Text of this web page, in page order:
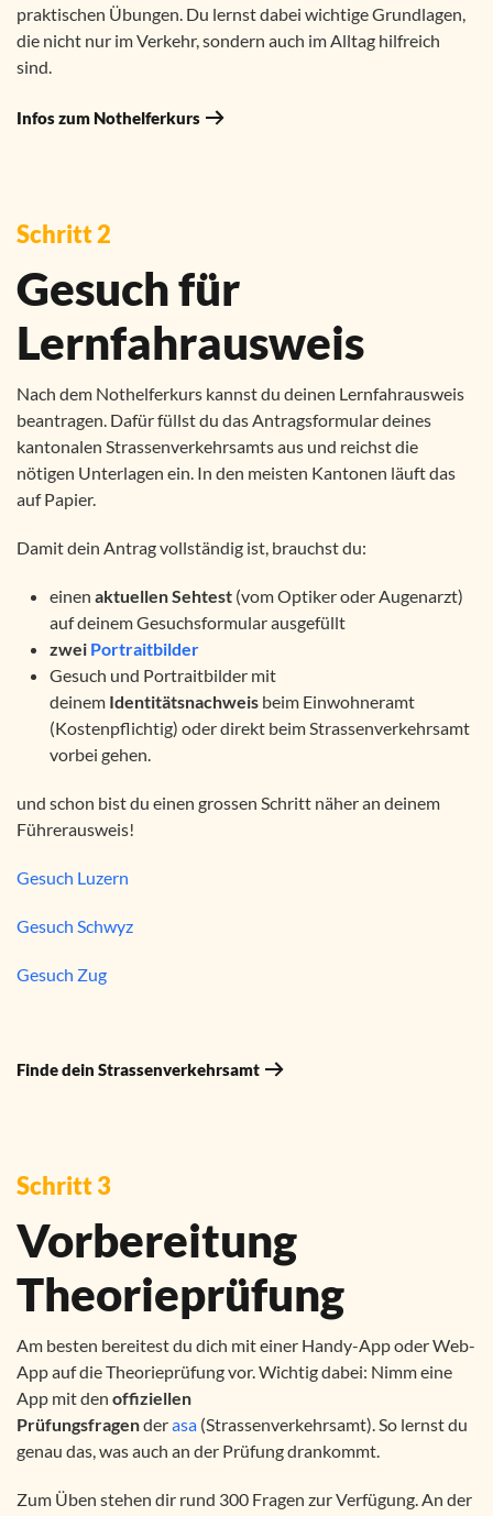
praktischen Übungen. Du lernst dabei wichtige Grundlagen,
die nicht nur im Verkehr, sondern auch im Alltag hilfreich
sind.
Infos zum Nothelferkurs
Schritt 2
Gesuch für
Lernfahrausweis
Nach dem Nothelferkurs kannst du deinen Lernfahrausweis
beantragen. Dafür füllst du das Antragsformular deines
kantonalen Strassenverkehrsamts aus und reichst die
nötigen Unterlagen ein. In den meisten Kantonen läuft das
auf Papier.
Damit dein Antrag vollständig ist, brauchst du:
einen aktuellen Sehtest (vom Optiker oder Augenarzt)
auf deinem Gesuchsformular ausgefüllt
zwei Portraitbilder
Gesuch und Portraitbilder mit
deinem Identitätsnachweis beim Einwohneramt
(Kostenpflichtig) oder direkt beim Strassenverkehrsamt
vorbei gehen.
und schon bist du einen grossen Schritt näher an deinem
Führerausweis!
Gesuch Luzern
Gesuch Schwyz
Gesuch Zug
Finde dein Strassenverkehrsamt
Schritt 3
Vorbereitung
Theorieprüfung
Am besten bereitest du dich mit einer Handy-App oder Web-
App auf die Theorieprüfung vor. Wichtig dabei: Nimm eine
App mit den offiziellen
Prüfungsfragenderasa (Strassenverkehrsamt). So lernst du
genau das, was auch an der Prüfung drankommt.
Zum Üben stehen dir rund 300 Fragen zur Verfügung. An der